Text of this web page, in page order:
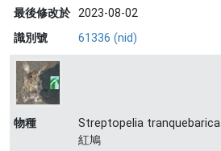
最後修改於 2023-08-02
識別號
61336 (nid)
物種
Streptopelia tranquebarica
紅鳩